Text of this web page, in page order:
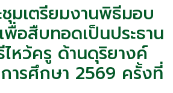
มเตรียมงานพิธีมอบ
พื่อสืบทอดเป็นประธาน
หว้ครู ด้านดุริยางค์
ารศึกษา 2569 ครั้งที่